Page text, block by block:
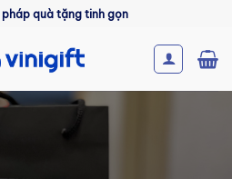
quà tặng tinh gọn